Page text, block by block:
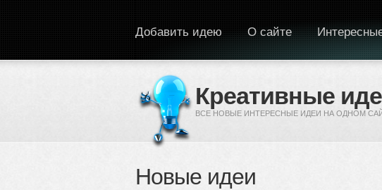
Креативные
ВСЕ НОВЫЕ ИНТЕРЕСНЫЕ ИДЕИ НА ОДНОМ
Добавить идею О сайте
Новые идеи